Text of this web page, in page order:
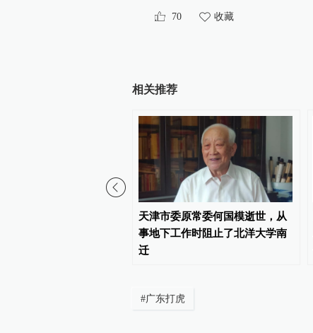
70 收藏
相关推荐
00:58
天津市委原常委何国模逝世，从
事地下工作时阻止了北洋大学南
迁
#广东打虎